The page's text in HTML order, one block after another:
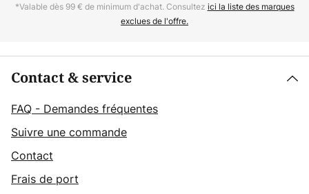
*Valable dès 99 € de minimum d'achat. Consultez ici la liste des marques
exclues de l'offre.
Contact & service
FAQ - Demandes fréquentes
Suivre une commande
Contact
Frais de port